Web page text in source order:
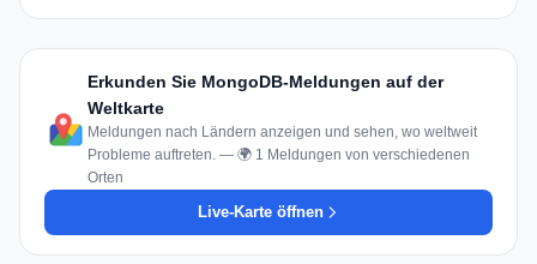
Erkunden Sie MongoDB-Meldungen auf der
Weltkarte
Meldungen nach Ländern anzeigen und sehen, wo weltweit
Probleme auftreten. — 🌍 1 Meldungen von verschiedenen
Orten
Live-Karte öffnen